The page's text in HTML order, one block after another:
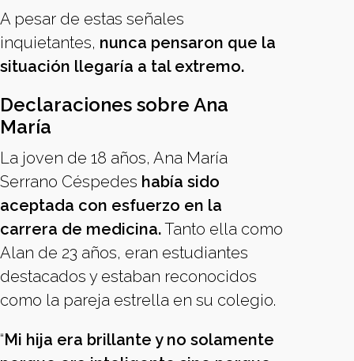
A pesar de estas señales
inquietantes, nunca pensaron que la
situación llegaría a tal extremo.
Declaraciones sobre Ana
María
La joven de 18 años, Ana María
Serrano Céspedes había sido
aceptada con esfuerzo en la
carrera de medicina.Tanto ella como
Alan de 23 años, eran estudiantes
destacados y estaban reconocidos
como la pareja estrella en su colegio.
“Mi hija era brillante y no solamente